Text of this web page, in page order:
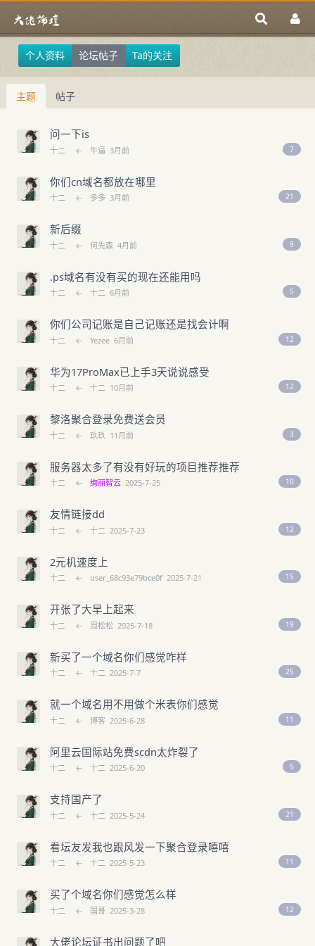
个人资料 论坛帖子 Ta的关注
主题 帖子
问一下is
十二 ← 牛逼 3月前 7
你们cn域名都放在哪里
十二 ← 多多 3月前 21
新后缀
十二 ← 何先森 4月前 9
.ps域名有没有买的现在还能用吗
十二 ← 十二 6月前 5
你们公司记账是自己记账还是找会计啊
十二 ← Yezee 6月前 12
华为17ProMax已上手3天说说感受
十二 ← 十二 10月前 12
黎洛聚合登录免费送会员
十二 ← 玖玖 11月前 3
服务器太多了有没有好玩的项目推荐推荐
十二 ← 绚丽智云 2025-7-25 10
友情链接dd
十二 ← 十二 2025-7-23 12
2元机速度上
十二 ← user_68c93e79bce0f 2025-7-21 15
开张了大早上起来
十二 ← 周松松 2025-7-18 19
新买了一个域名你们感觉咋样
十二 ← 十二 2025-7-7 25
就一个域名用不用做个米表你们感觉
十二 ← 博客 2025-6-28 11
阿里云国际站免费scdn太炸裂了
十二 ← 十二 2025-6-20 5
支持国产了
十二 ← 十二 2025-5-24 21
看坛友发我也跟风发一下聚合登录嘻嘻
十二 ← 十二 2025-5-23 11
买了个域名你们感觉怎么样
十二 ← 国哥 2025-3-28 12
大佬论坛证书出问题了吧